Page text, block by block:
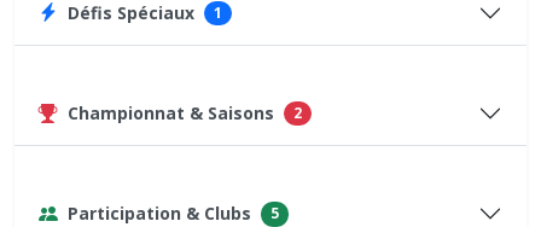
Défis Spéciaux 1
Championnat & Saisons 2
Participation & Clubs 5